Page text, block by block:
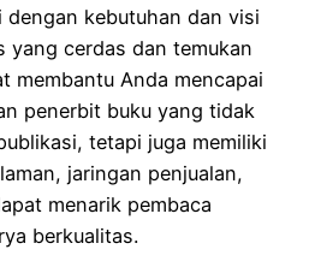
dengan kebutuhan dan visi
yang cerdas dan temukan
membantu Anda mencapai
penerbit buku yang tidak
tetapi juga memiliki
jaringan penjualan,
menarik pembaca
berkualitas.